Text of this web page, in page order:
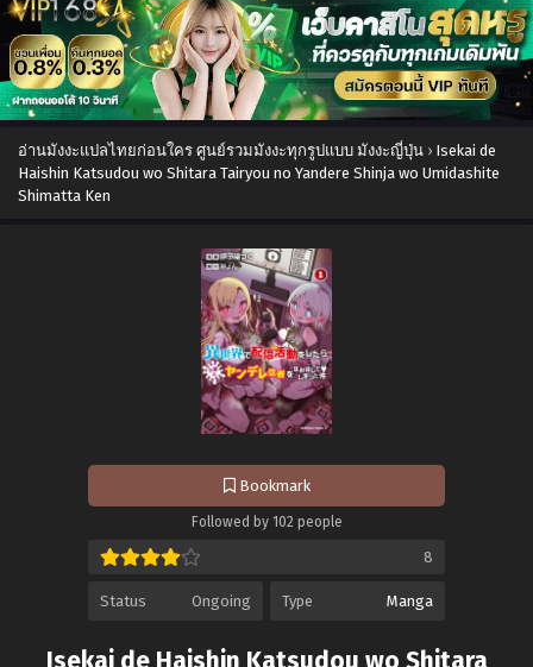
อ่านมังงะแปลไทยก่อนใคร ศูนย์รวมมังงะทุกรูปแบบ มังงะญี่ปุ่น › Isekai de
Haishin Katsudou wo Shitara Tairyou no Yandere Shinja wo Umidashite
Shimatta Ken
Bookmark
Followed by 102 people
8
Status Ongoing Type Manga